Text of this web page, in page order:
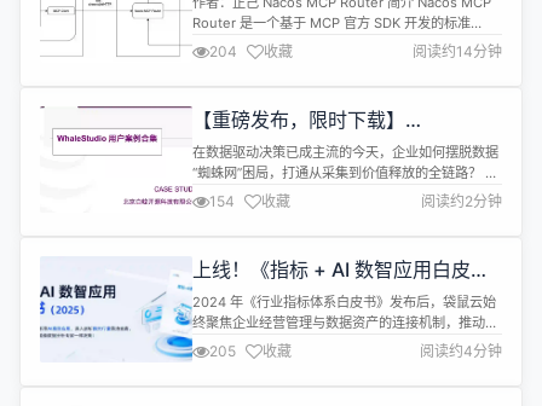
Router 是一个基于 MCP 官方 SDK 开发的标准
MCP Server，为 MCP Client 提供 MCP Server 的
智能搜索、安装、代理等功能，极大地简化了 MCP
服务的使用流程。同时，Nacos MCP Router 跟
204 收藏 阅读约14分钟
【重磅发布，限时下载】
《WhaleStudio商业案例白皮书》
上线，数智化转型最佳实践一次看全
在数据驱动决策已成主流的今天，企业如何摆脱数据
“蜘蛛网”困局，打通从采集到价值释放的全链路？ 答
案尽在这本 《WhaleStudio商业案例白皮书》。 本
白皮书由白鲸开源正式发布，精选多个行业标杆客户
的实战案例，全面呈现 WhaleStudio 在数据集成、
帮助企业构建高效、可持续的 DataOps 能力体系。
...
154 收藏 阅读约2分钟
上线！《指标 + AI 数智应用白皮
书》聚焦智能问数与分析等AI高阶应
用，深入剖析四大行业落地实践
2024 年《行业指标体系白皮书》发布后，袋鼠云始
终聚焦企业经营管理与数据资产的连接机制，推动指
标体系在各行业的深度建设与落地。时隔一年，伴随
大模型技术的快速演进（尤其 2025 年初
DeepSeek 大模型的爆发催化了 AI 生态繁荣），“指
205 收藏 阅读约4分钟